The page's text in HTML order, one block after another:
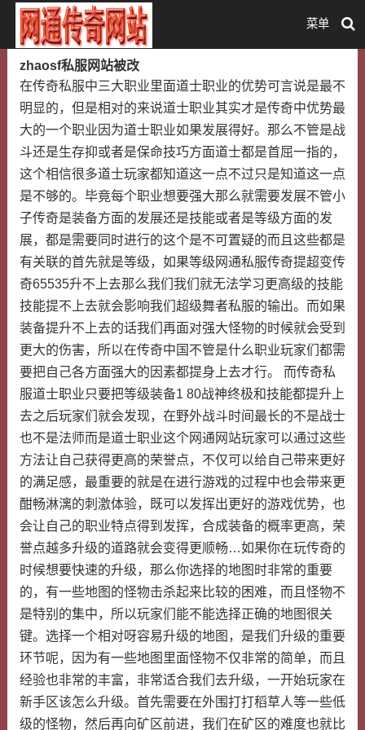
菜单
zhaosf私服网站被改
在传奇私服中三大职业里面道士职业的优势可言说是最不
明显的，但是相对的来说道士职业其实才是传奇中优势最
大的一个职业因为道士职业如果发展得好。那么不管是战
斗还是生存抑或者是保命技巧方面道士都是首屈一指的，
这个相信很多道士玩家都知道这一点不过只是知道这一点
是不够的。毕竟每个职业想要强大那么就需要发展不管小
子传奇是装备方面的发展还是技能或者是等级方面的发
展，都是需要同时进行的这个是不可置疑的而且这些都是
有关联的首先就是等级，如果等级网通私服传奇提超变传
奇65535升不上去那么我们我们就无法学习更高级的技能
技能提不上去就会影响我们超级舞者私服的输出。而如果
装备提升不上去的话我们再面对强大怪物的时候就会受到
更大的伤害，所以在传奇中国不管是什么职业玩家们都需
要把自己各方面强大的因素都提身上去才行。 而传奇私
服道士职业只要把等级装备1 80战神终极和技能都提升上
去之后玩家们就会发现，在野外战斗时间最长的不是战士
也不是法师而是道士职业这个网通网站玩家可以通过这些
方法让自己获得更高的荣誉点，不仅可以给自己带来更好
的满足感，最重要的就是在进行游戏的过程中也会带来更
酣畅淋漓的刺激体验，既可以发挥出更好的游戏优势，也
会让自己的职业特点得到发挥，合成装备的概率更高，荣
誉点越多升级的道路就会变得更顺畅…如果你在玩传奇的
时候想要快速的升级，那么你选择的地图时非常的重要
的，有一些地图的怪物击杀起来比较的困难，而且怪物不
是特别的集中，所以玩家们能不能选择正确的地图很关
键。选择一个相对呀容易升级的地图，是我们升级的重要
环节呢，因为有一些地图里面怪物不仅非常的简单，而且
经验也非常的丰富，非常适合我们去升级，一开始玩家在
新手区该怎么升级。首先需要在外围打打稻草人等一些低
级的怪物，然后再向矿区前进，我们在矿区的难度也就比